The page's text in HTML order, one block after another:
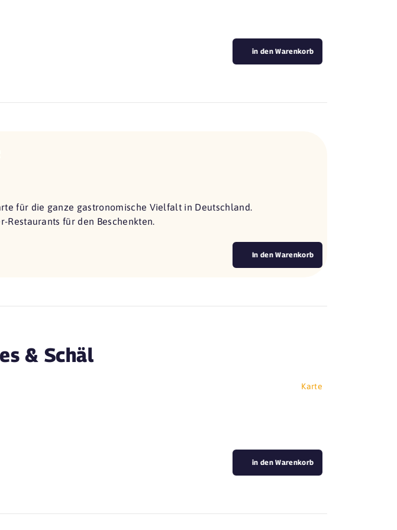
in den Warenkorb
für die ganze gastronomische Vielfalt in Deutschland.
Restaurants für den Beschenkten.
In den Warenkorb
& Schäl
Karte
in den Warenkorb